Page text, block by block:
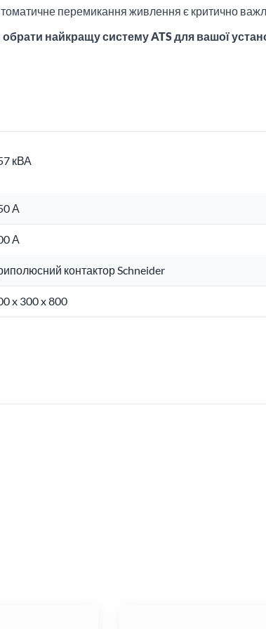
перемикання живлення є критично
найкращу систему ATS для вашої
кВА
А
А
контактор Schneider
x 300 x 800